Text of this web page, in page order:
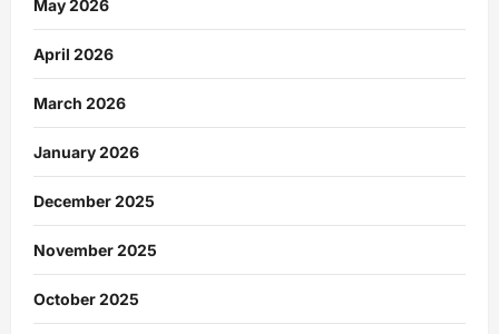
May 2026
April 2026
March 2026
January 2026
December 2025
November 2025
October 2025